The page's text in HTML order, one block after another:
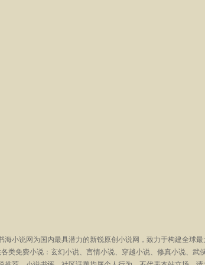
海小说网为国内最具潜力的新锐原创小说网，致力于构建全球
类免费小说：玄幻小说、言情小说、穿越小说、修真小说、武